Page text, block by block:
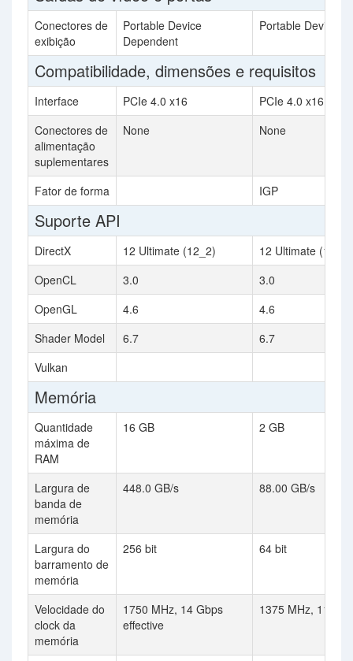
Conectores de
exibição
Portable Device
Dependent
Portable Device
Compatibilidade, dimensões e requisitos
Interface PCIe 4.0 x16
PCIe 4.0 x16
Conectores de
alimentação
suplementares
None None
Fator de forma IGP
Suporte API
DirectX 12 Ultimate (12_2)
12 Ultimate (12_2)
OpenCL
3.0
3.0
OpenGL
4.6
4.6
Shader Model
6.7
6.7
Vulkan
Memória
Quantidade
máxima de
RAM
16 GB 2 GB
Largura de
banda de
memória
448.0 GB/s 88.00 GB/s
Largura do
barramento de
memória
256 bit 64 bit
Velocidade do
clock da
memória
1750 MHz, 14 Gbps
effective
1375 MHz, 11